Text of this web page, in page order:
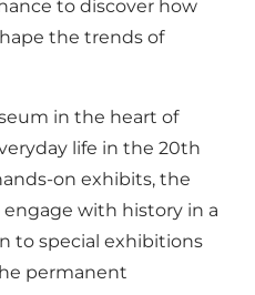
to discover how
the trends of
in the heart of
life in the 20th
on exhibits, the
with history in a
to special exhibitions
permanent